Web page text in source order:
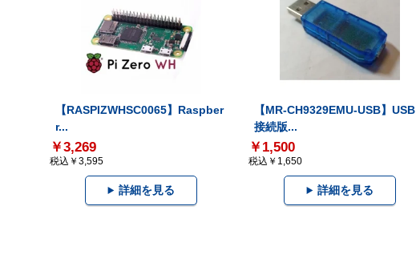
【RASPIZWHSC0065】Raspber
r...
￥3,269
税込￥3,595
詳細を見る
【MR-CH9329EMU-USB】USB
接続版...
￥1,500
税込￥1,650
詳細を見る